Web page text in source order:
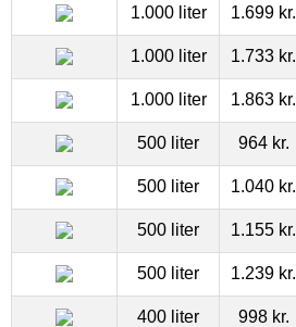
1.000 liter 1.699 kr.
1.000 liter 1.733 kr.
1.000 liter 1.863 kr.
500 liter 964 kr.
500 liter 1.040 kr.
500 liter 1.155 kr.
500 liter 1.239 kr.
400 liter 998 kr.